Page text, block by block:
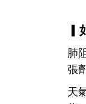
▎
肺
張
天